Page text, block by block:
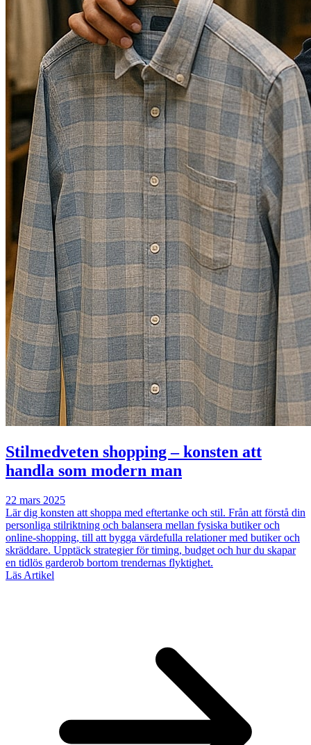
Stilmedveten shopping – konsten att
handla som modern man
22 mars 2025
Lär dig konsten att shoppa med eftertanke och stil. Från att förstå din
personliga stilriktning och balansera mellan fysiska butiker och
online-shopping, till att bygga värdefulla relationer med butiker och
skräddare. Upptäck strategier för timing, budget och hur du skapar
en tidlös garderob bortom trendernas flyktighet.
Läs Artikel